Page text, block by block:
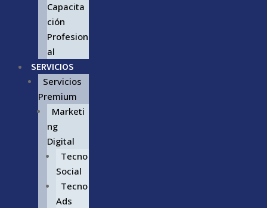
Capacita
ción
Profesion
al
SERVICIOS
Servicios
Premium
Marketi
ng
Digital
Tecno
Social
Tecno
Ads